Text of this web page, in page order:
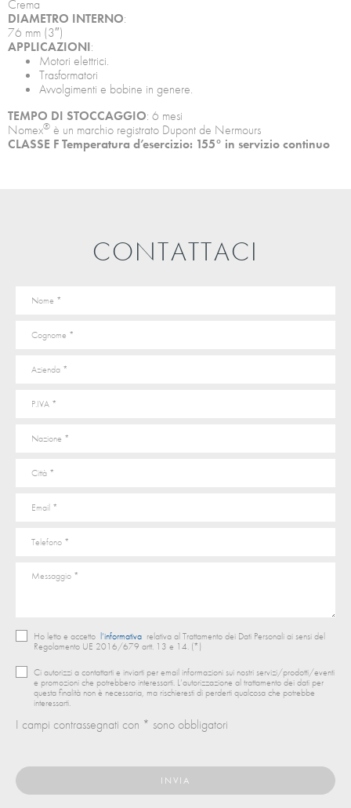
Crema
DIAMETRO INTERNO:
76 mm (3″)
APPLICAZIONI:
Motori elettrici.
Trasformatori
Avvolgimenti e bobine in genere.
TEMPO DI STOCCAGGIO: 6 mesi
Nomex® è un marchio registrato Dupont de Nermours
CLASSE F Temperatura d’esercizio: 155° in servizio continuo
CONTATTACI
Ho letto e accetto l’informativa relativa al Trattamento dei Dati Personali ai sensi del
Regolamento UE 2016/679 artt. 13 e 14. (*)
Ci autorizzi a contattarti e inviarti per email informazioni sui nostri servizi/prodotti/eventi
e promozioni che potrebbero interessarti. L’autorizzazione al trattamento dei dati per
questa finalità non è necessaria, ma rischieresti di perderti qualcosa che potrebbe
interessarti.
I campi contrassegnati con * sono obbligatori